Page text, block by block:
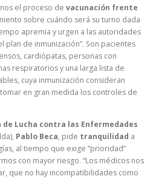
el proceso de vacunación frente
sobre cuándo será su turno dada
apremia y urgen a las autoridades
plan de inmunización”. Son pacientes
cardiópatas, personas con
respiratorios y una larga lista de
cuya inmunización consideran
en gran medida los controles de
de Lucha contra las Enfermedades
Pablo Beca, pide tranquilidad a
al tiempo que exige “prioridad”
con mayor riesgo. “Los médicos nos
que no hay incompatibilidades como